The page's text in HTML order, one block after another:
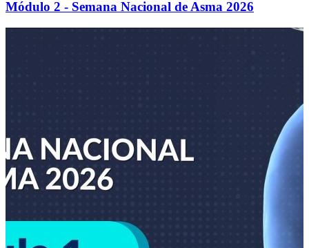
Módulo 2 - Semana Nacional de Asma 2026